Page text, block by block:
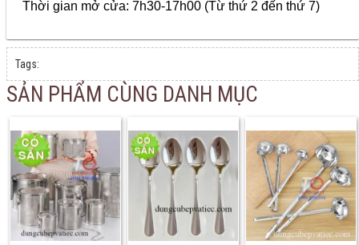
Thời gian mở cửa: 7h30-17h00 (Từ thứ 2 đến thứ 7)
Tags:
SẢN PHẨM CÙNG DANH MỤC